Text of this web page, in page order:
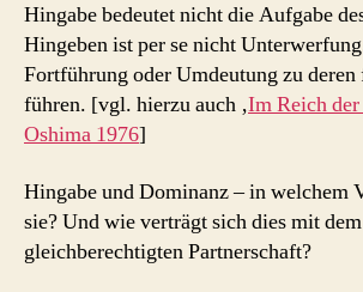
Hingabe bedeutet nicht die Aufgabe
Hingeben ist per se nicht
Fortführung oder Umdeutung zu
führen. [vgl. hierzu auch ‚Im Reich
Oshima 1976]
Hingabe und Dominanz – in welchem
sie? Und wie verträgt sich dies mit
gleichberechtigten Partnerschaft?